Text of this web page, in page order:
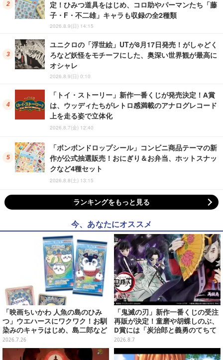
定！ひみつ道具をはじめ、コロ助やパーマンたち「藤
子・F・不二雄」キャラも収録の全2種類
2026.8.9(日) 14:15
ユニクロの「浮世絵」UTが8月17日発売！がしゃどく
ろなど妖怪をモチーフにした、奥深い世界観が最高に
オシャレ
2026.8.9(日) 0:10
「トイ・ストーリー」新作一番くじが発売決定！A賞
は、ウッディたちがレトロ感満載のアナログレコード
上を走る姿で立体化
2026.8.7(金) 12:40
「ボンボンドロップシール」コンビニ商品テーマの新
作が公式抽選販売！おにぎり＆お弁当、ホットスナッ
クなど4種セット
2026.8.8(土) 13:15
ランキングをもっと見る
今、あなたにオススメ
「映画ちいかわ 人魚の島のひみ
つ」ウエハースにワクワク！お馴
染みのキャラはじめ、島二郎など
セイレーン編カード全22種
2026.7.26
「鬼滅の刃」新作一番くじの受注
再販が決定！童磨や胡蝶しのぶ、
D賞には「炭治郎と義勇のてちて
ちフィギュア」も
2026.8.7